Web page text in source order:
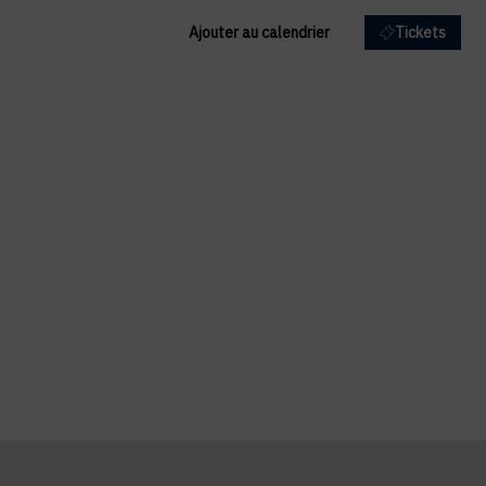
Ajouter au calendrier Tickets